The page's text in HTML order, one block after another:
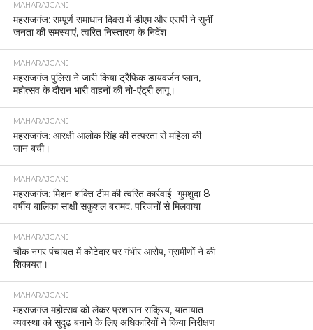
MAHARAJGANJ
महराजगंज: सम्पूर्ण समाधान दिवस में डीएम और एसपी ने सुनीं
जनता की समस्याएं, त्वरित निस्तारण के निर्देश
MAHARAJGANJ
महराजगंज पुलिस ने जारी किया ट्रैफिक डायवर्जन प्लान,
महोत्सव के दौरान भारी वाहनों की नो-एंट्री लागू।
MAHARAJGANJ
महराजगंज: आरक्षी आलोक सिंह की तत्परता से महिला की
जान बची।
MAHARAJGANJ
महराजगंज: मिशन शक्ति टीम की त्वरित कार्रवाई गुमशुदा 8
वर्षीय बालिका साक्षी सकुशल बरामद, परिजनों से मिलवाया
MAHARAJGANJ
चौक नगर पंचायत में कोटेदार पर गंभीर आरोप, ग्रामीणों ने की
शिकायत।
MAHARAJGANJ
महराजगंज महोत्सव को लेकर प्रशासन सक्रिय, यातायात
व्यवस्था को सुदृढ़ बनाने के लिए अधिकारियों ने किया निरीक्षण